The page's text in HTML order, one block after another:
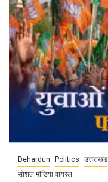
Dehardun Politics उत्तराखंड
सोशल मीडिया वायरल